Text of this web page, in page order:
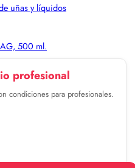
uñas y líquidos
500 ml.
profesional
condiciones para profesionales.